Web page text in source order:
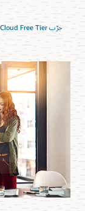
جرّب Oracle Cloud Free Tier